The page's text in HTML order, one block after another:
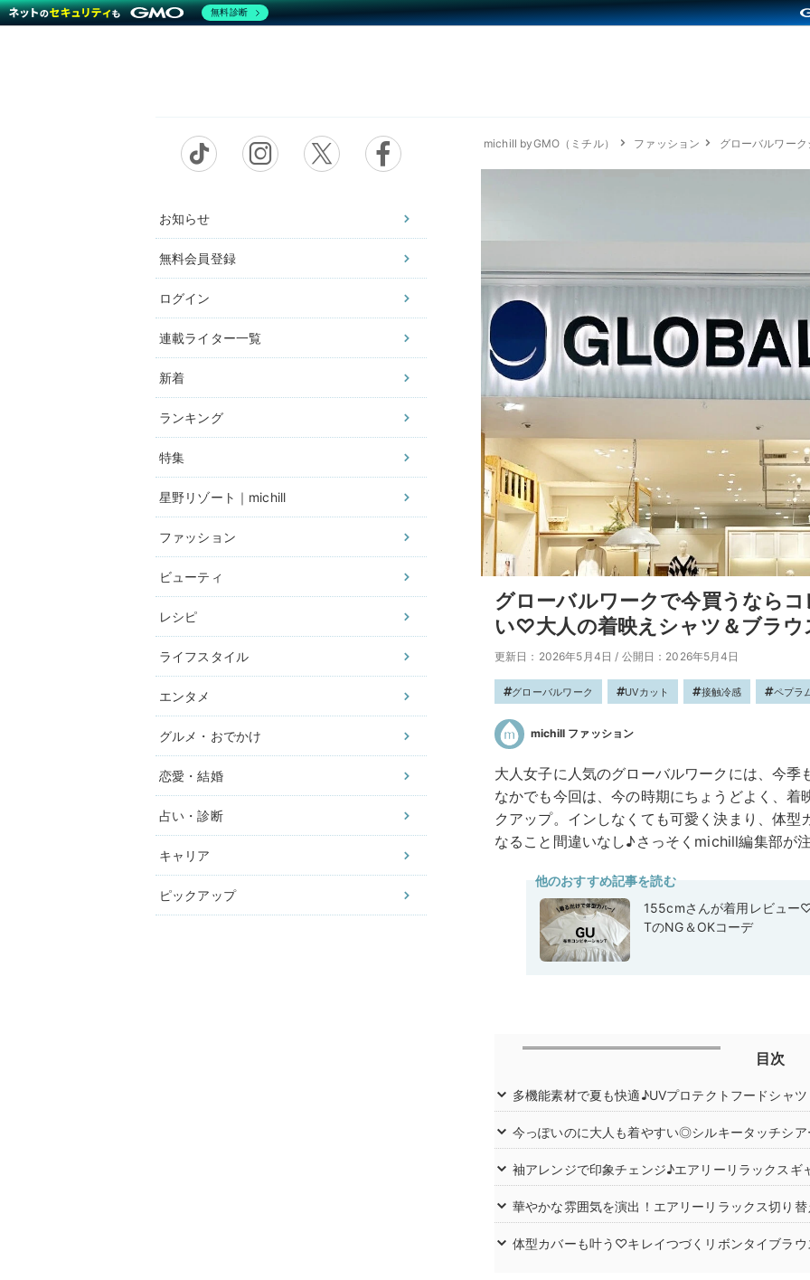
お知らせ
無料会員登録
ログイン
連載ライター一覧
新着
ランキング
特集
星野リゾート｜michill
ファッション
ビューティ
レシピ
ライフスタイル
エンタメ
グルメ・おでかけ
恋愛・結婚
占い・診断
キャリア
ピックアップ
michill byGMO（ミチル） ファッション グローバルワー
グローバルワークで今買うなら
い♡大人の着映えシャツ＆ブラウ
更新日：2026年5月4日 / 公開日：2026年5月4日
グローバルワーク UVカット 接触冷感 ペプラ
michill ファッション
大人女子に人気のグローバルワークには、今
なかでも今回は、今の時期にちょうどよく、
クアップ。インしなくても可愛く決まり、体
なること間違いなし♪さっそくmichill編集部が
他のおすすめ記事を読む
155cmさんが着用レビュー
TのNG＆OKコーデ
目次
多機能素材で夏も快適♪UVプロテクトフードシャツ
今っぽいのに大人も着やすい◎シルキータッチシ
袖アレンジで印象チェンジ♪エアリーリラックスギ
華やかな雰囲気を演出！エアリーリラックス切り
体型カバーも叶う♡キレイつづくリボンタイブラウ
無料診断